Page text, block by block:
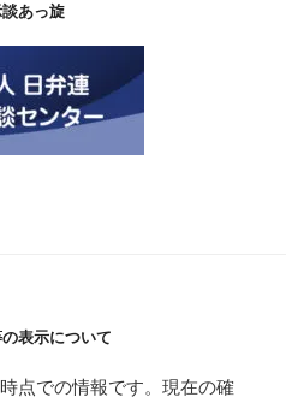
あっ旋
表示について
点での情報です。現在の確